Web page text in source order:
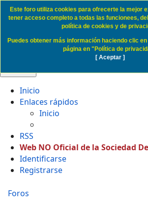
Cookie Access SD
Inicio
Enlaces rápidos
Inicio
RSS
Web NO Oficial de la Sociedad
Identificarse
Registrarse
Foros
Este foro utiliza cookies para ofrecerte la mejor
tener acceso completo a todas las funcionees,
política de cookies y de
Puedes obtener más información haciendo clic
página en "Política de
[ Aceptar ]